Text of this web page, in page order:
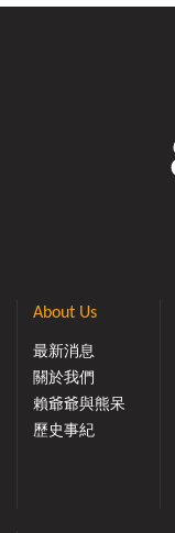
About Us
最新消息
關於我們
賴爺爺與熊呆
歷史事紀